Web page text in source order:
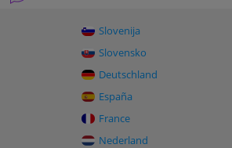
Slovenija
Slovensko
Deutschland
España
France
Nederland